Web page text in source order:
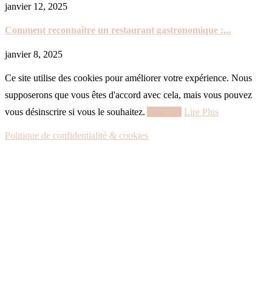
janvier 12, 2025
Comment reconnaître un restaurant gastronomique :...
janvier 8, 2025
Ce site utilise des cookies pour améliorer votre expérience. Nous
supposerons que vous êtes d'accord avec cela, mais vous pouvez
vous désinscrire si vous le souhaitez.
Lire Plus
Politique de confidentialité & cookies